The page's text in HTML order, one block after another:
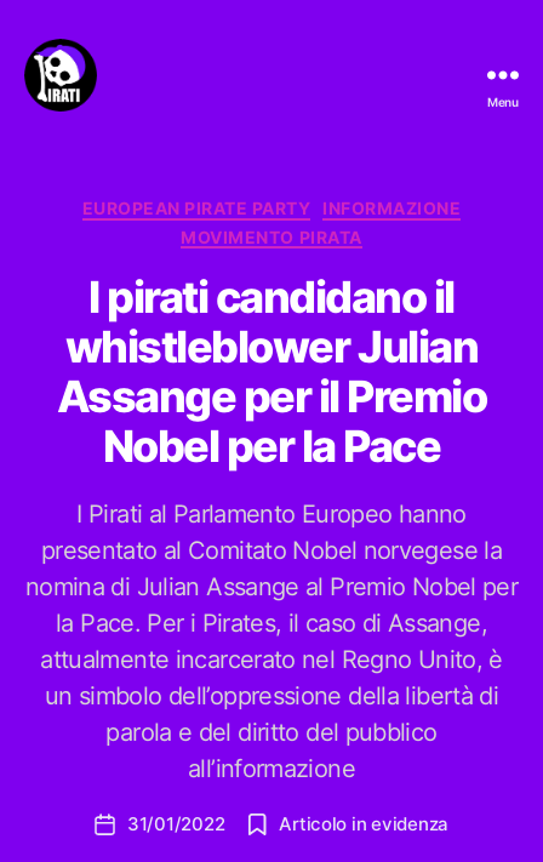
Menu
Categorie
EUROPEAN PIRATE PARTY
INFORMAZIONE
MOVIMENTO PIRATA
I pirati candidano il
whistleblower Julian
Assange per il Premio
Nobel per la Pace
I Pirati al Parlamento Europeo hanno
presentato al Comitato Nobel norvegese la
nomina di Julian Assange al Premio Nobel per
la Pace. Per i Pirates, il caso di Assange,
attualmente incarcerato nel Regno Unito, è
un simbolo dell’oppressione della libertà di
parola e del diritto del pubblico
all’informazione
Data31/01/2022 Articolo in evidenza